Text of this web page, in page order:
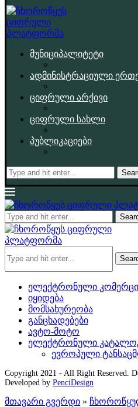
მუნიციპალიტეტი
ადმინისტრაციული
ციფრული არქივი
ციფრული სახლი
პუბლიკაციები
ელექტრონული
იყიდება
მომსახურეობა
განცხადებები
ავტო-მოტო
ელექტრონული
ევროპული
Copyright 2021 - All Right Reserved.
Developed by PenciDesign
მთავარი გვერდი »